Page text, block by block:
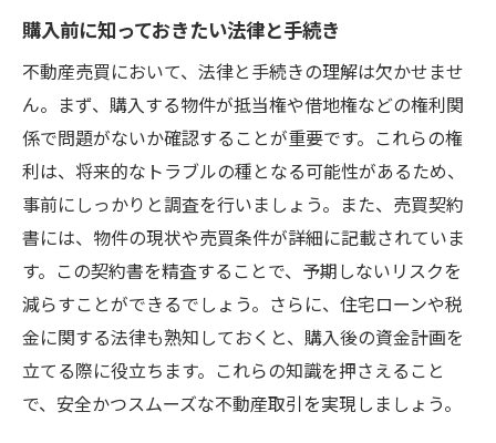
購入後の法的問題を未然に防ぐ方法
初めての不動産売買でも失敗しない宇都宮市で
の取引ガイド
初心者が陥りやすい失敗例とその対策
不動産売買の流れと各ステップの詳細
信頼できる情報源の見極め方
物件選定から契約までのスケジュール管理
費用面での注意すべき落とし穴
安心して取引を進めるためのサポート体制
プロが伝授する宇都宮市での不動産売買を円滑
に進めるポイント
購入前に知っておきたい法律と手続き
不動産売買において、法律と手続きの理解は欠かせませ
ん。まず、購入する物件が抵当権や借地権などの権利関
係で問題がないか確認することが重要です。これらの権
利は、将来的なトラブルの種となる可能性があるため、
事前にしっかりと調査を行いましょう。また、売買契約
書には、物件の現状や売買条件が詳細に記載されていま
す。この契約書を精査することで、予期しないリスクを
減らすことができるでしょう。さらに、住宅ローンや税
金に関する法律も熟知しておくと、購入後の資金計画を
立てる際に役立ちます。これらの知識を押さえること
で、安全かつスムーズな不動産取引を実現しましょう。